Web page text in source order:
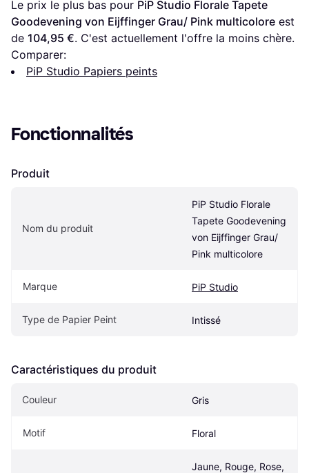
Le prix le plus bas pour PiP Studio Florale Tapete
Goodevening von Eijffinger Grau/ Pink multicolore est
de 104,95 €. C'est actuellement l'offre la moins chère.
Comparer:
PiP Studio Papiers peints
Fonctionnalités
Produit
Nom du produit
PiP Studio Florale
Tapete Goodevening
von Eijffinger Grau/
Pink multicolore
Marque PiP Studio
Type de Papier Peint Intissé
Caractéristiques du produit
Couleur Gris
Motif Floral
Jaune, Rouge, Rose,